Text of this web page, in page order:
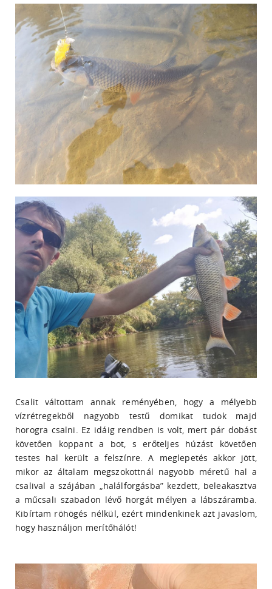
Csalit váltottam annak reményében, hogy a mélyebb
vízrétregekből nagyobb testű domikat tudok majd
horogra csalni. Ez idáig rendben is volt, mert pár dobást
követően koppant a bot, s erőteljes húzást követően
testes hal került a felszínre. A meglepetés akkor jött,
mikor az általam megszokottnál nagyobb méretű hal a
csalival a szájában „halálforgásba” kezdett, beleakasztva
a műcsali szabadon lévő horgát mélyen a lábszáramba.
Kibírtam röhögés nélkül, ezért mindenkinek azt javaslom,
hogy használjon merítőhálót!